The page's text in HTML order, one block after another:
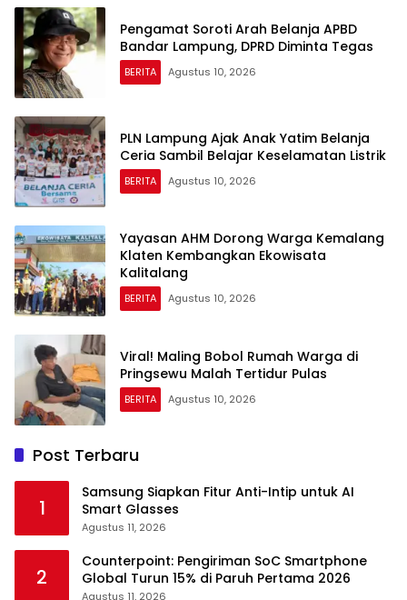
Pengamat Soroti Arah Belanja APBD
Bandar Lampung, DPRD Diminta Tegas
BERITA Agustus 10, 2026
PLN Lampung Ajak Anak Yatim Belanja
Ceria Sambil Belajar Keselamatan Listrik
BERITA Agustus 10, 2026
Yayasan AHM Dorong Warga Kemalang
Klaten Kembangkan Ekowisata
Kalitalang
BERITA Agustus 10, 2026
Viral! Maling Bobol Rumah Warga di
Pringsewu Malah Tertidur Pulas
BERITA Agustus 10, 2026
Post Terbaru
1
Samsung Siapkan Fitur Anti-Intip untuk AI
Smart Glasses
Agustus 11, 2026
2
Counterpoint: Pengiriman SoC Smartphone
Global Turun 15% di Paruh Pertama 2026
Agustus 11, 2026